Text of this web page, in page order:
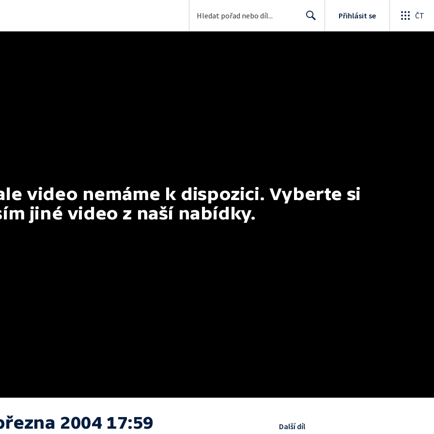
Přihlásit se ČT
video nemáme k dispozici. Vyberte si
jiné video z naší nabídky.
2004 17:59 Další díl